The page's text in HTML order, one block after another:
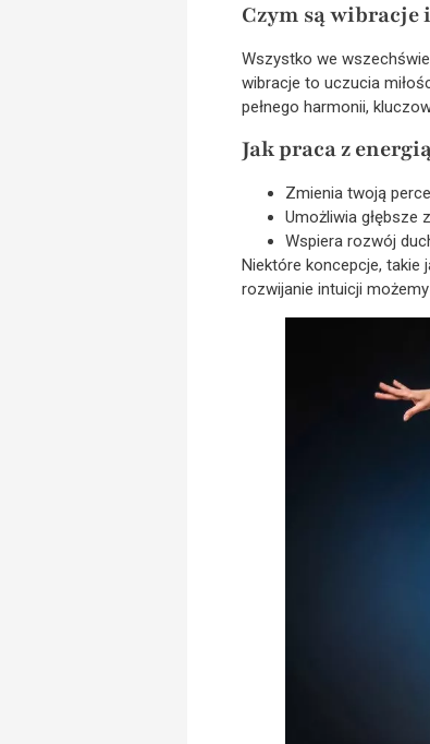
Czym są wibracje
Wszystko we
wibracje to uczucia
pełnego harmonii,
Jak praca z
Zmienia twoją
Umożliwia głębsze
Wspiera rozwój
Niektóre koncepcje, takie
rozwijanie intuicji